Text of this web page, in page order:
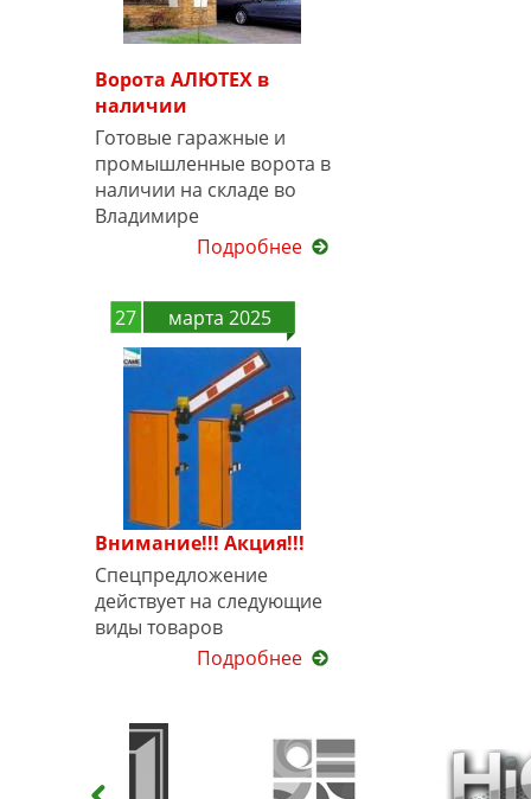
Ворота АЛЮТЕХ в
наличии
Готовые гаражные и
промышленные ворота в
наличии на складе во
Владимире
Подробнее
27 марта 2025
Внимание!!! Акция!!!
Спецпредложение
действует на следующие
виды товаров
Подробнее